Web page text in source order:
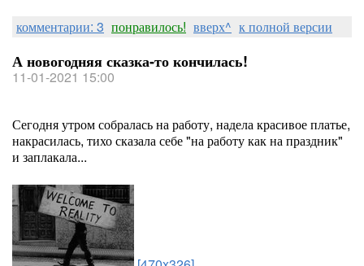
комментарии: 3 понравилось! вверх^ к полной версии
А новогодняя сказка-то кончилась!
11-01-2021 15:00
Сегодня утром собралась на работу, надела красивое платье,
накрасилась, тихо сказала себе "на работу как на праздник"
и заплакала...